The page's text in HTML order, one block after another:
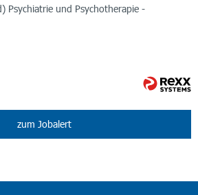
Psychiatrie und Psychotherapie -
zum Jobalert